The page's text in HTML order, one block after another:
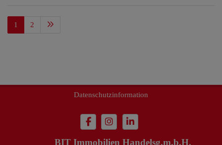
1 2
Datenschutzinformation
BIT Immobilien Handelsg.m.b.H.